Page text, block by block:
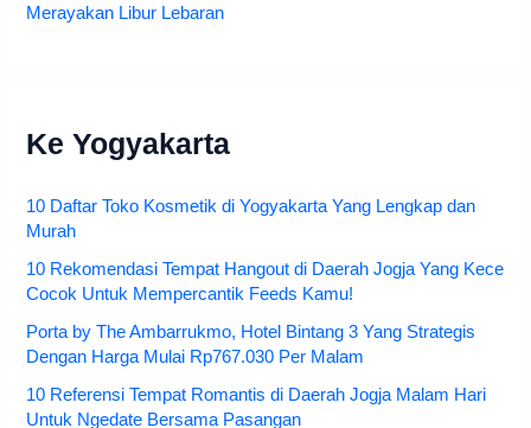
Merayakan Libur Lebaran
Ke Yogyakarta
10 Daftar Toko Kosmetik di Yogyakarta Yang Lengkap dan
Murah
10 Rekomendasi Tempat Hangout di Daerah Jogja Yang Kece
Cocok Untuk Mempercantik Feeds Kamu!
Porta by The Ambarrukmo, Hotel Bintang 3 Yang Strategis
Dengan Harga Mulai Rp767.030 Per Malam
10 Referensi Tempat Romantis di Daerah Jogja Malam Hari
Untuk Ngedate Bersama Pasangan